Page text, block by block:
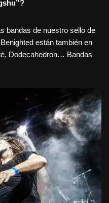
bandas de nuestro sello de
están también en
Dodecahedron… Bandas